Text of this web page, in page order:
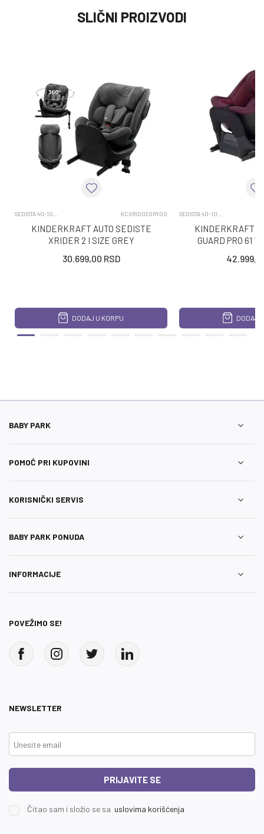
SLIČNI PROIZVODI
SEDISTA 40-105CM KCXRID02GRY00
KINDERKRAFT AUTO SEDISTE
XRIDER 2 I SIZE GREY
30.699,00 RSD
DODAJ U KORPU
SEDISTA 40-105CM
KINDERKRAFT
GUARD PRO 61
DODAJ
BABY PARK
POMOĆ PRI KUPOVINI
KORISNIČKI SERVIS
BABY PARK PONUDA
INFORMACIJE
POVEŽIMO SE!
NEWSLETTER
PRIJAVITE SE
Čitao sam i složio se sa uslovima korišćenja